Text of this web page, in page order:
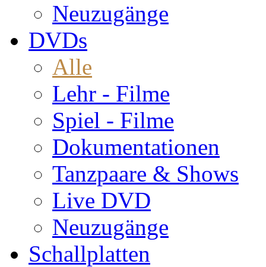
Neuzugänge
DVDs
Alle
Lehr - Filme
Spiel - Filme
Dokumentationen
Tanzpaare & Shows
Live DVD
Neuzugänge
Schallplatten